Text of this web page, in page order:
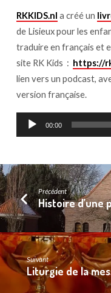
Lisieux
pour
les
enfants
RKKIDS.nl a créé un
de Lisieux pour les
traduire en français et
site RK Kids : https://
lien vers un podcast,
version française.
Lecteur
audio
00:00
Précédent
Histoire d’une
Suivant
Liturgie de la